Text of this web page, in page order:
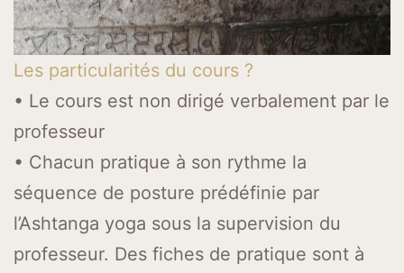
Les particularités du cours ?
• Le cours est non dirigé verbalement par le
professeur
• Chacun pratique à son rythme la
séquence de posture prédéfinie par
l’Ashtanga yoga sous la supervision du
professeur. Des fiches de pratique sont à